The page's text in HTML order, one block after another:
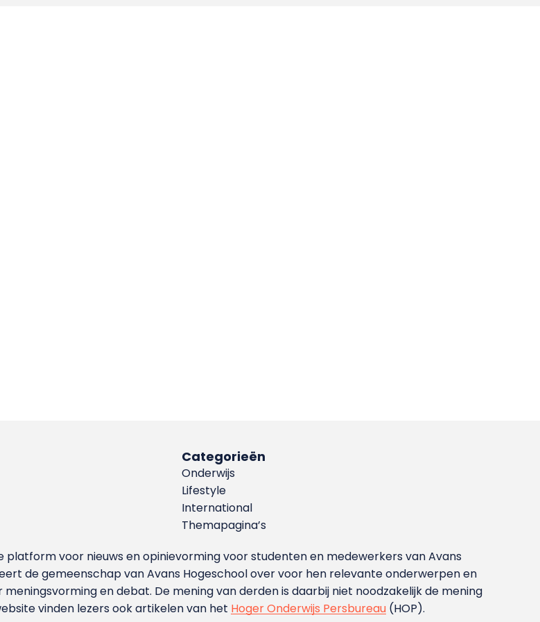
Categorieën
Onderwijs
Lifestyle
International
Themapagina’s
platform voor nieuws en opinievorming voor studenten en medewerkers van Avans
de gemeenschap van Avans Hogeschool over voor hen relevante onderwerpen en
en debat. De mening van derden is daarbij niet noodzakelijk de mening
vinden lezers ook artikelen van het Hoger Onderwijs Persbureau (HOP).